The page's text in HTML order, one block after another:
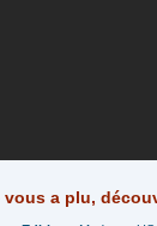
vous a plu,